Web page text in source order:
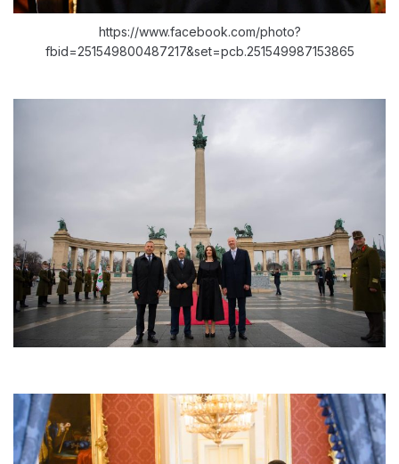
https://www.facebook.com/photo?
fbid=251549800487217&set=pcb.251549987153865